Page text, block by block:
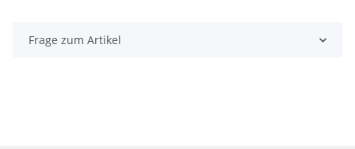
Frage zum Artikel